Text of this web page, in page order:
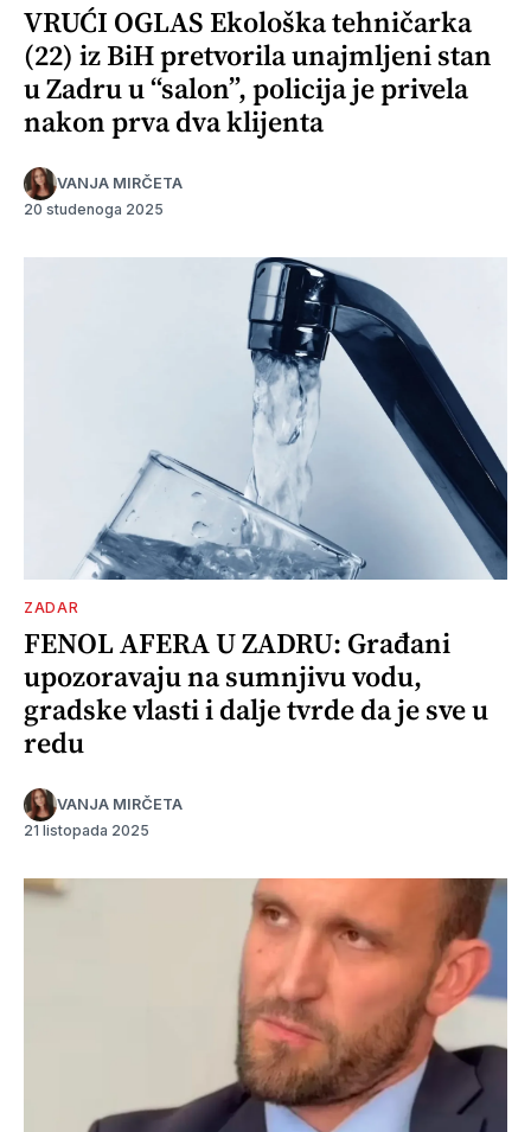
VRUĆI OGLAS Ekološka tehničarka
(22) iz BiH pretvorila unajmljeni stan
u Zadru u “salon”, policija je privela
nakon prva dva klijenta
VANJA MIRČETA
20 studenoga 2025
ZADAR
FENOL AFERA U ZADRU: Građani
upozoravaju na sumnjivu vodu,
gradske vlasti i dalje tvrde da je sve u
redu
VANJA MIRČETA
21 listopada 2025